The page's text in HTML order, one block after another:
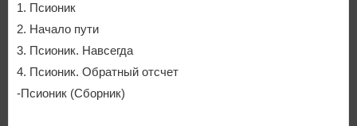
1. Псионик
2. Начало пути
3. Псионик. Навсегда
4. Псионик. Обратный отсчет
-Псионик (Сборник)